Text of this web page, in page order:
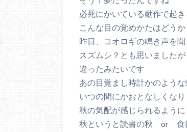
必死にかいている動作で起き
こんな目の覚めかたはどうか
昨日、コオロギの鳴き声を
スズムシ？とも思いましたが
違ったみたいです
あの目覚まし時計かのような
いつの間にかおとなしくなり
秋の気配が感じられるように
秋というと読書の秋 or 食